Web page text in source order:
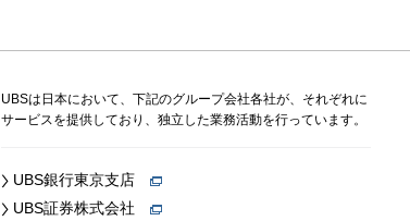
UBSは日本において、下記のグループ会社各社が、それぞれに
サービスを提供しており、独立した業務活動を行っています。
UBS銀行東京支店
UBS証券株式会社